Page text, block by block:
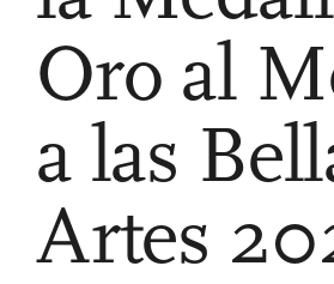
Oro al
a las
Artes